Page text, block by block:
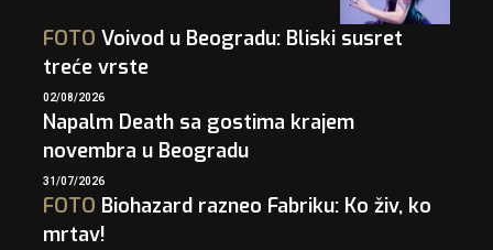
FOTO Voivod u Beogradu: Bliski susret
treće vrste
02/08/2026
Napalm Death sa gostima krajem
novembra u Beogradu
31/07/2026
FOTO Biohazard razneo Fabriku: Ko živ, ko
mrtav!